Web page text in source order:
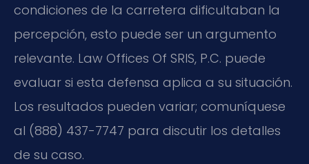
condiciones de la carretera dificultaban la
percepción, esto puede ser un argumento
relevante. Law Offices Of SRIS, P.C. puede
evaluar si esta defensa aplica a su situación.
Los resultados pueden variar; comuníquese
al (888) 437-7747 para discutir los detalles
de su caso.